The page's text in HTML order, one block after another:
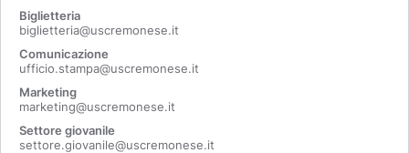
Biglietteria
biglietteria@uscremonese.it
Comunicazione
ufficio.stampa@uscremonese.it
Marketing
marketing@uscremonese.it
Settore giovanile
settore.giovanile@uscremonese.it